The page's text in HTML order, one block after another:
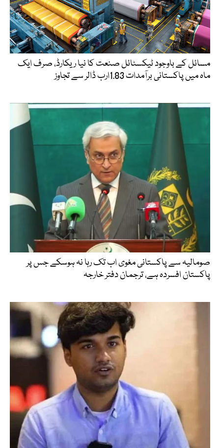
مسائل کے باوجود ٹیکسٹائل صنعت کا نیا ریکارڈ، صرف ایک
ماہ میں پاکستانی برآمدات 1.83ارب ڈالر سے تجاوز
صومالیہ سے پاکستانی مغوی اب تک رہا نہ ہوسکے جس پر
پاکستان افسردہ ہے، ترجمان دفتر خارجہ